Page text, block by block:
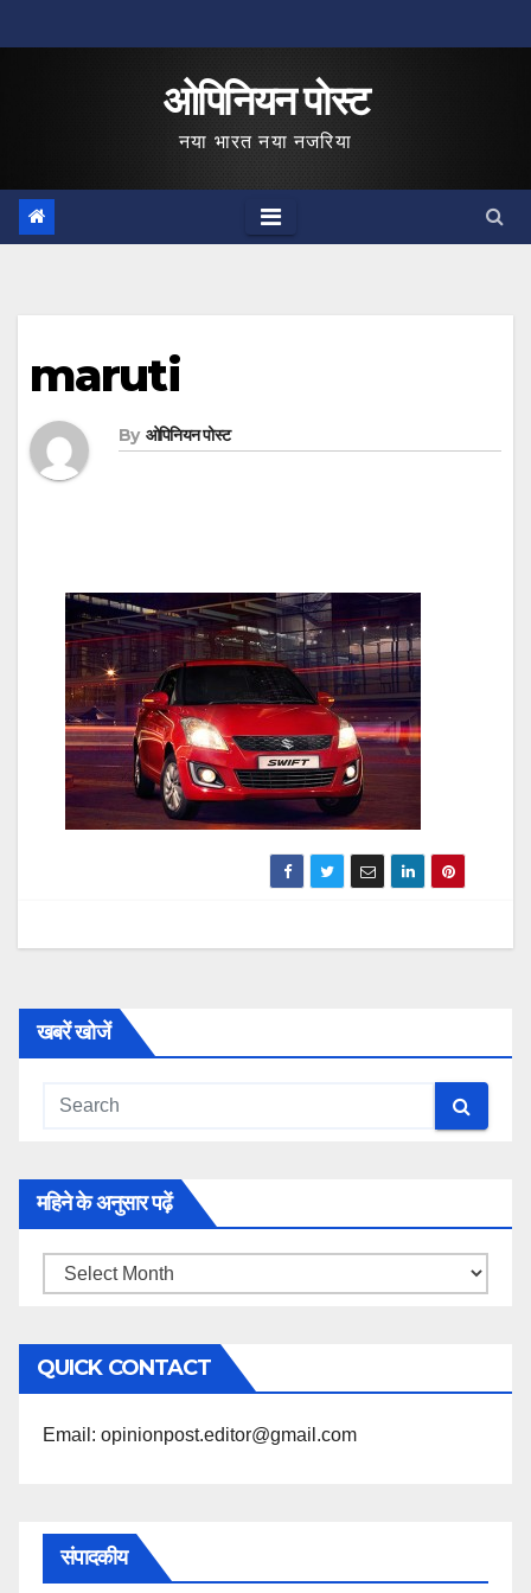
to
ओपिनियन पोस्ट
नया भारत नया नजरिया
maruti
By ओपिनियन पोस्ट
खबरें खोजें
महिने के अनुसार पढ़ें
महिने
अनुसार
पढ़ें
QUICK CONTACT
Email: opinionpost.editor@gmail.com
संपादकीय